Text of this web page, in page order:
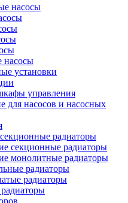
насосы
насосы
установки
управления
для насосов и насосных
радиаторы
секционные радиаторы
монолитные радиаторы
радиаторы
радиаторы